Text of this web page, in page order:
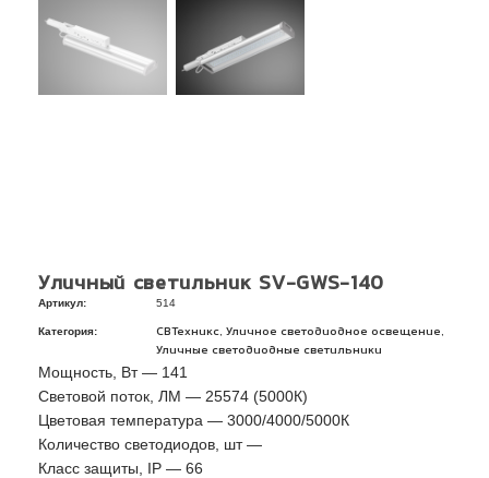
Уличный светильник SV-GWS-140
Артикул: 514
Категория: СВТехникс Уличное светодиодное освещение
Уличные светодиодные светильники
Мощность, Вт — 141
Световой поток, ЛМ — 25574 (5000К)
Цветовая температура — 3000/4000/5000К
Количество светодиодов, шт —
Класс защиты, IP — 66